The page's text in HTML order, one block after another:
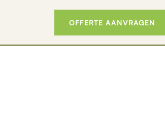
OFFERTE AANVRAGEN